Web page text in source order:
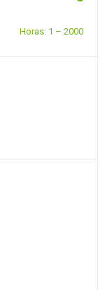
Horas: 1 – 2000